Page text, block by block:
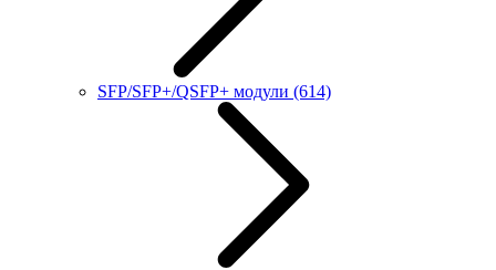
SFP/SFP+/QSFP+ модули (614)